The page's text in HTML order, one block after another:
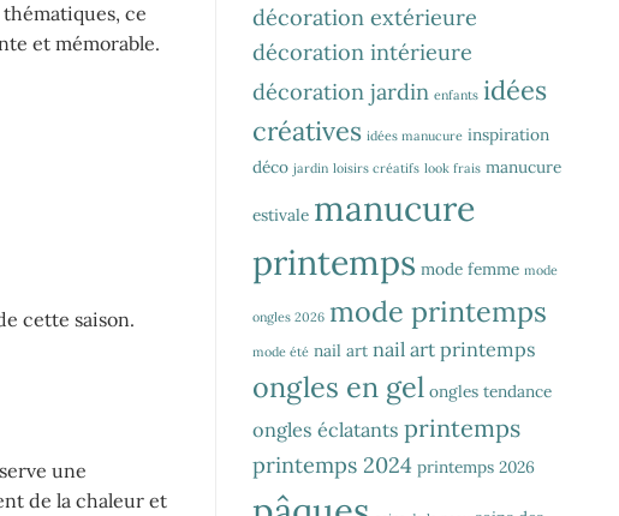
ce
et mémorable.
cette saison.
une
de la chaleur et
décoration extérieure
décoration intérieure
décoration jardin enfants idées
créatives idées manucure inspiration
déco jardin loisirs créatifs look frais manucure
estivale manucure
printemps mode femme mode
ongles 2026 mode printemps
mode été nail art nail art printemps
ongles en gel ongles tendance
ongles éclatants printemps
printemps 2024 printemps 2026